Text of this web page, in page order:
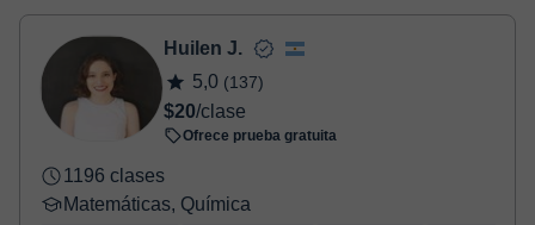
- Tarjeta de crédito.
- Paypal.
Una vez realices el pago de la clase, recibirás un email de
confirmación de la reserva.
Huilen J.
5,0 (137)
$20/clase
Ofrece prueba gratuita
1196 clases
Matemáticas, Química